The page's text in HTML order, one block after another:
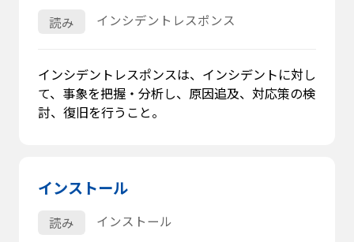
読み インシデントレスポンス
インシデントレスポンスは、インシデントに対し
て、事象を把握・分析し、原因追及、対応策の検
討、復旧を行うこと。
インストール
読み インストール